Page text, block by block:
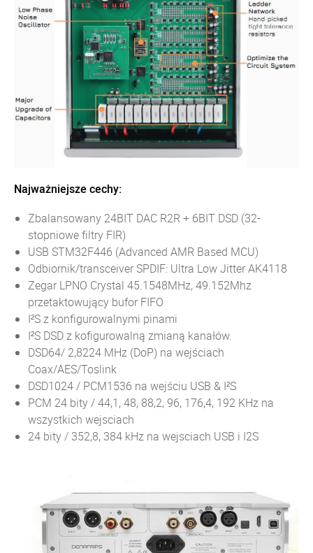
Najważniejsze cechy:
Zbalansowany 24BIT DAC R2R + 6BIT DSD (32-
stopniowe filtry FIR)
USB STM32F446 (Advanced AMR Based MCU)
Odbiornik/transceiver SPDIF: Ultra Low Jitter AK4118
Zegar LPNO Crystal 45.1548MHz, 49.152Mhz
przetaktowujący bufor FIFO
I²S z konfigurowalnymi pinami
I²S DSD z kofigurowalną zmianą kanałów.
DSD64/ 2,8224 MHz (DoP) na wejściach
Coax/AES/Toslink
DSD1024 / PCM1536 na wejściu USB & I²S
PCM 24 bity / 44,1, 48, 88,2, 96, 176,4, 192 KHz na
wszystkich wejsciach
24 bity / 352,8, 384 kHz na wejsciach USB i I2S